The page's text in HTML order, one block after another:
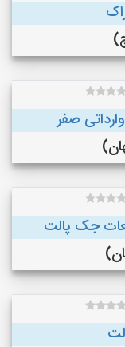
صفر
جک پالت